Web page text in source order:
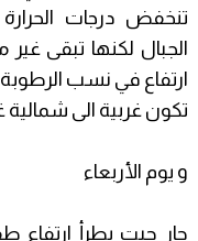
تنخفض درجات الحرارة
الجبال لكنها تبقى
ارتفاع في نسب
تكون غربية الى شمالية
و يوم الأربعاء
حار حيت يطرأ ارتفاع